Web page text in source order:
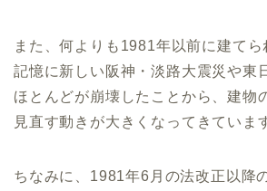
また、何よりも1981年以前に建て
記憶に新しい阪神・淡路大震災や東
ほとんどが崩壊したことから、建物
見直す動きが大きくなってきていま
ちなみに、1981年6月の法改正以降